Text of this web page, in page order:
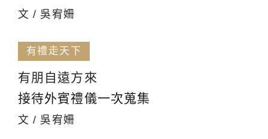
文 / 吳宥姍
有禮走天下
有朋自遠方來
接待外賓禮儀一次蒐集
文 / 吳宥姍